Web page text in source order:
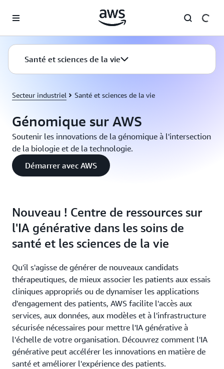
Santé et sciences de la vie
Secteur industriel Santé et sciences de la vie
Génomique sur AWS
Soutenir les innovations de la génomique à l'intersection
de la biologie et de la technologie.
Démarrer avec AWS
Nouveau ! Centre de ressources sur
l'IA générative dans les soins de
santé et les sciences de la vie
Qu'il s'agisse de générer de nouveaux candidats
thérapeutiques, de mieux associer les patients aux essais
cliniques appropriés ou de dynamiser les applications
d'engagement des patients, AWS facilite l'accès aux
services, aux données, aux modèles et à l'infrastructure
sécurisée nécessaires pour mettre l'IA générative à
l'échelle de votre organisation. Découvrez comment l'IA
générative peut accélérer les innovations en matière de
santé et améliorer l'expérience des patients.